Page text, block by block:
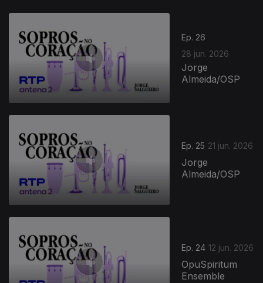
Ep. 26
28 jun. 2026
Jorge
Almeida/OSP
Ep. 25 21 jun. 2026
Jorge
Almeida/OSP
Ep. 24 12 jun. 2026
OpuSpiritum
Ensemble